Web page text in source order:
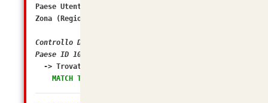
Paese Utente/Store ID: 105
Zona (Regione) ID: 238
Controllo DB: In quali Zone Fiscali rientra il
Paese ID 105?
-> Trovato in Geo Zone ID:
MATCH TROVATO! Tasso configurato: 22.0000%